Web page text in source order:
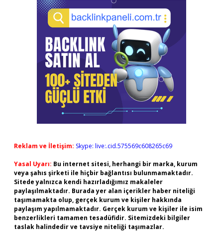
Reklam ve İletişim: Skype: live:.cid.575569c608265c69
Yasal Uyarı: Bu internet sitesi, herhangi bir marka, kurum
veya şahıs şirketi ile hiçbir bağlantısı bulunmamaktadır.
Sitede yalnızca kendi hazırladığımız makaleler
paylaşılmaktadır. Burada yer alan içerikler haber niteliği
taşımamakta olup, gerçek kurum ve kişiler hakkında
paylaşım yapılmamaktadır. Gerçek kurum ve kişiler ile isim
benzerlikleri tamamen tesadüfidir. Sitemizdeki bilgiler
taslak halindedir ve tavsiye niteliği taşımazlar.